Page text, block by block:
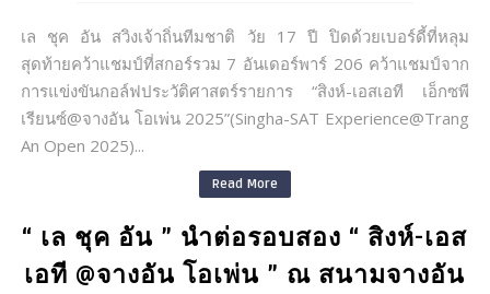
เล ชุค อัน สวิงเจ้าถิ่นทีมชาติ วัย 17 ปี ปิดด้วยเบอร์ดี้ที่หลุม
สุดท้ายคว้าแชมป์ที่สกอร์รวม 7 อันเดอร์พาร์ 206 คว้าแชมป์จาก
การแข่งขันกอล์ฟประวัติศาสตร์รายการ “สิงห์-เอสเอที เอ็กซพี
เรียนซ์@จางอัน โอเพ่น 2025”(Singha-SAT Experience@Trang
An Open 2025)...
Read More
“ เล ชุค อัน ” นำต่อรอบสอง “ สิงห์-เอส
เอที @จางอัน โอเพ่น ” ณ สนามจางอัน